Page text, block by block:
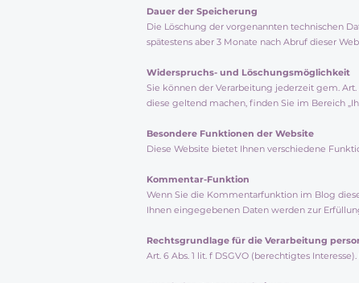
Dauer der Speicherung
Die Löschung der vorgenannten technischen
spätestens aber 3 Monate nach Abruf dieser
Widerspruchs- und Löschungsmöglichkeit
Sie können der Verarbeitung jederzeit gem. Art.
diese geltend machen, finden Sie im Bereich
Besondere Funktionen der Website
Diese Website bietet Ihnen verschiedene
Kommentar-Funktion
Wenn Sie die Kommentarfunktion im Blog
Ihnen eingegebenen Daten werden zur
Rechtsgrundlage für die Verarbeitung
Art. 6 Abs. 1 lit. f DSGVO (berechtigtes